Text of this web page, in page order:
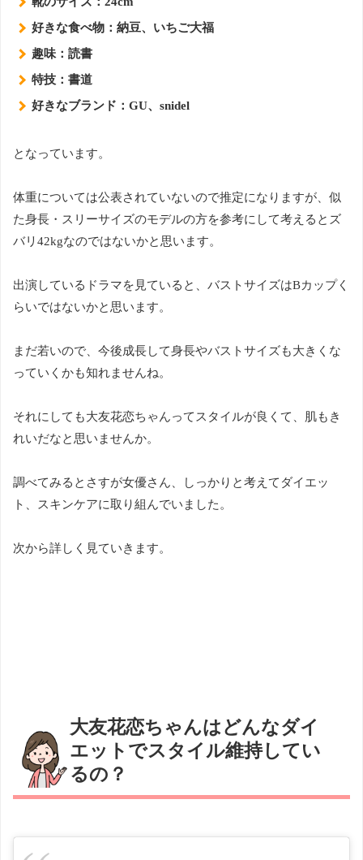
好きな食べ物：納豆、いちご大福
趣味：読書
特技：書道
好きなブランド：GU、snidel
となっています。
体重については公表されていないので推定になりますが、似
た身長・スリーサイズのモデルの方を参考にして考えるとズ
バリ42kgなのではないかと思います。
出演しているドラマを見ていると、バストサイズはBカップく
らいではないかと思います。
まだ若いので、今後成長して身長やバストサイズも大きくな
っていくかも知れませんね。
それにしても大友花恋ちゃんってスタイルが良くて、肌もき
れいだなと思いませんか。
調べてみるとさすが女優さん、しっかりと考えてダイエッ
ト、スキンケアに取り組んでいました。
次から詳しく見ていきます。
大友花恋ちゃんはどんなダイ
エットでスタイル維持してい
るの？